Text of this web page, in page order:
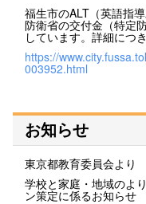
福生市のALT（英語指
防衛省の交付金（特定
しています。詳細につ
https://
003952.html
お知らせ
東京都教育委員会より
学校と家庭・地域のよ
ン策定に係るお知らせ